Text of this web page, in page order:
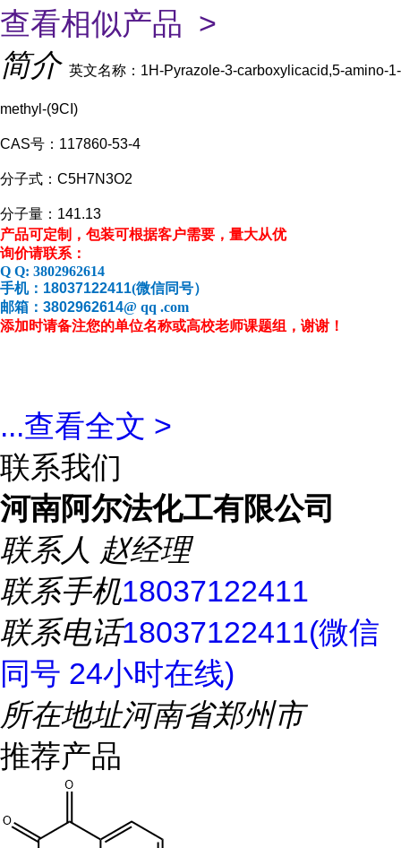
查看相似产品 >
简介 英文名称：1H-Pyrazole-3-carboxylicacid,5-amino-1-
methyl-(9CI)
CAS号：117860-53-4
分子式：C5H7N3O2
分子量：141.13
产品可定制，包装可根据客户需要，量大从优
询价请联系：
Q Q: 3802962614
手机： 18037122411(微信同号）
邮箱： 3802962614@ qq .com
添加时请备注您的单位名称或高校老师课题组，谢谢！
...查看全文 >
联系我们
河南阿尔法化工有限公司
联系人 赵经理
联系手机18037122411
联系电话18037122411(微信
同号 24小时在线)
所在地址河南省郑州市
推荐产品